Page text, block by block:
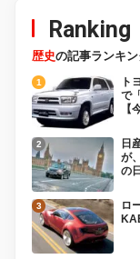
Ranking
歴史の記事ランキ
ト
で
【
日
が
の
ロ